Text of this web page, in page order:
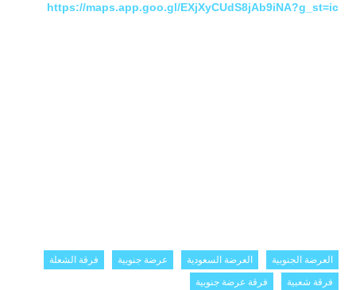
https://maps.app.goo.gl/EXjXyCUdS8jAb9iNA?g_st=ic
العرضة الجنوبية العرضة السعودية عرضة جنوبية
فرقة الشعلة
فرقة شعبية
فرقة عرضة جنوبية